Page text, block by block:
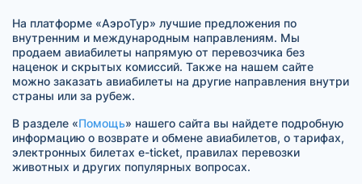
На платформе «АэроТур» лучшие предложения по
внутренним и международным направлениям. Мы
продаем авиабилеты напрямую от перевозчика без
наценок и скрытых комиссий. Также на нашем сайте
можно заказать авиабилеты на другие направления внутри
страны или за рубеж.
В разделе «Помощь» нашего сайта вы найдете подробную
информацию о возврате и обмене авиабилетов, о тарифах,
электронных билетах e-ticket, правилах перевозки
животных и других популярных вопросах.